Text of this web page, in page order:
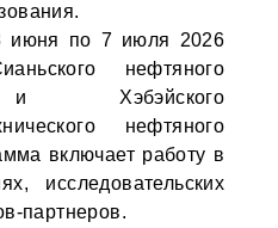
июня по 7 июля 2026
нефтяного
и Хэбэйского
нефтяного
включает работу в
исследовательских
партнеров.